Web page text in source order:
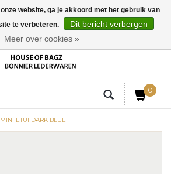
0
ETUI DARK BLUE
website, ga je akkoord met het gebruik van
te verbeteren.
Dit bericht verbergen
Meer over cookies »